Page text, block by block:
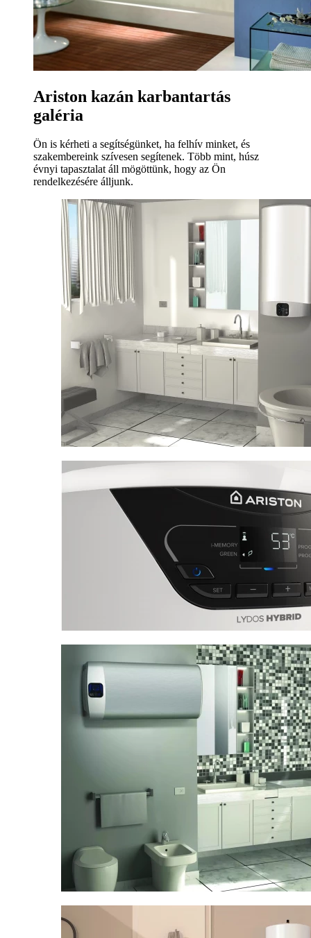
Ariston kazán karbantartás
galéria
Ön is kérheti a segítségünket, ha felhív minket, és
szakembereink szívesen segítenek. Több mint, húsz
évnyi tapasztalat áll mögöttünk, hogy az Ön
rendelkezésére álljunk.